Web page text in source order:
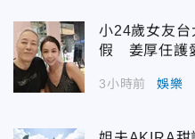
小24歲女友台
假 姜厚任護
3小時前 娛樂